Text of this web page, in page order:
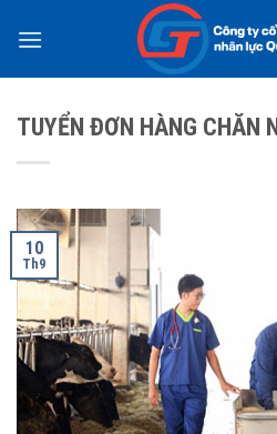
TUYỂN ĐƠN HÀNG CHĂN
10
Th9